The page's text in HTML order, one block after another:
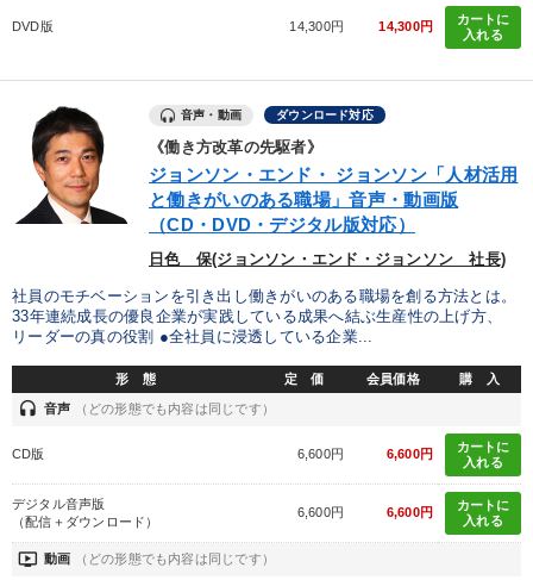
local_offer タグから探す
すべての音声・動画（全2076タイトル）からお探しいただけます
経営計画 成功哲学 政治家 生き方の指針
インフレ対策・値上げ 生産性向上
SNS活用 多様性・ダイバーシティ
モチベーション 企業成長 創業者
プロ経営者 中小企業 仕事術・ビジネスハック
DVD版 14,300円 14,300円
カートに
入れる
音声・動画 ダウンロード対応
《働き方改革の先駆者》
ジョンソン・エンド・ ジョンソン「人材活用
と働きがいのある職場」音声・動画版
（CD・DVD・デジタル版対応）
日色 保(ジョンソン・エンド・ジョンソン 社長)
社員のモチベーションを引き出し働きがいのある職場を創る方法とは。
33年連続成長の優良企業が実践している成果へ結ぶ生産性の上げ方、
リーダーの真の役割 ●全社員に浸透している企業...
形 態 定 価 会員価格 購 入
headset 音声 （どの形態でも内容は同じです）
CD版 6,600円 6,600円
カートに
入れる
デジタル音声版
（配信＋ダウンロード）
6,600円 6,600円
カートに
入れる
ondemand_video 動画 （どの形態でも内容は同じです）